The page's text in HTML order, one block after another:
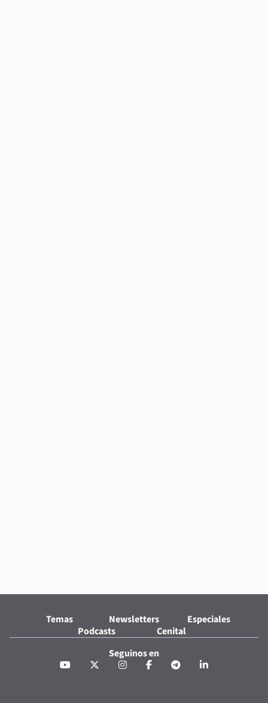
Temas Newsletters
Especiales
Podcasts
Cenital
Seguinos en